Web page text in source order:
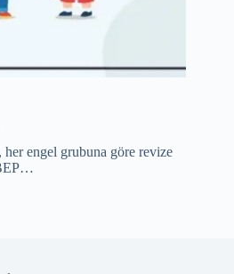
engel grubuna göre revize